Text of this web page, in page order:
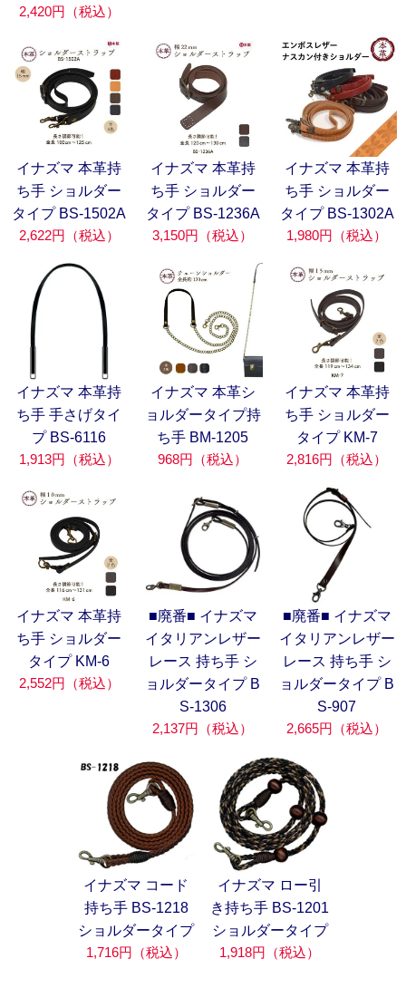
2,420円（税込）
イナズマ 本革持
ち手 ショルダー
タイプ BS-1502A
2,622円（税込）
イナズマ 本革持
ち手 ショルダー
タイプ BS-1236A
3,150円（税込）
イナズマ 本革持
ち手 ショルダー
タイプ BS-1302A
1,980円（税込）
イナズマ 本革持
ち手 手さげタイ
プ BS-6116
1,913円（税込）
イナズマ 本革シ
ョルダータイプ持
ち手 BM-1205
968円（税込）
イナズマ 本革持
ち手 ショルダー
タイプ KM-7
2,816円（税込）
イナズマ 本革持
ち手 ショルダー
タイプ KM-6
2,552円（税込）
■廃番■ イナズマ
イタリアンレザー
レース 持ち手 シ
ョルダータイプ B
S-1306
2,137円（税込）
■廃番■ イナズマ
イタリアンレザー
レース 持ち手 シ
ョルダータイプ B
S-907
2,665円（税込）
イナズマ コード
持ち手 BS-1218
ショルダータイプ
1,716円（税込）
イナズマ ロー引
き持ち手 BS-1201
ショルダータイプ
1,918円（税込）